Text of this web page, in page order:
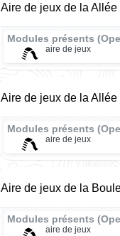
Aire de jeux de la
Modules présents
aire de jeux
Aire de jeux de la
Modules présents
aire de jeux
Aire de jeux de la
Modules présents
aire de jeux